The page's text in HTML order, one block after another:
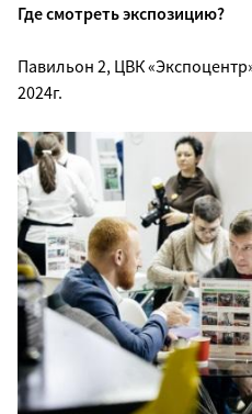
Где смотреть экспозицию?
Павильон 2, ЦВК
2024г.